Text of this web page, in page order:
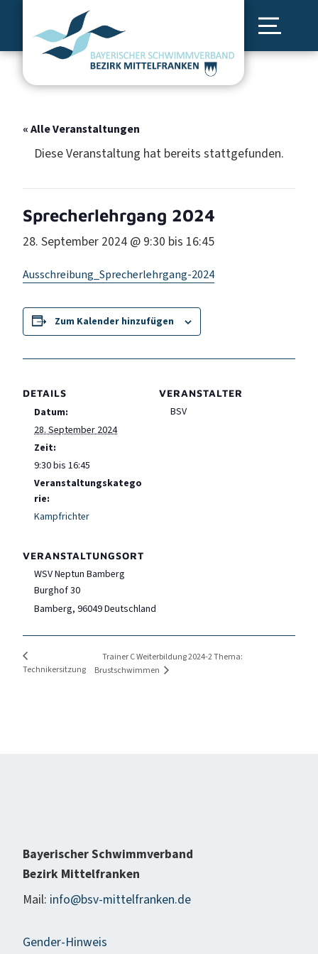
« Alle Veranstaltungen
Diese Veranstaltung hat bereits stattgefunden.
Sprecherlehrgang 2024
28. September 2024 @ 9:30 bis 16:45
Ausschreibung_Sprecherlehrgang-2024
Zum Kalender hinzufügen
DETAILS
Datum:
28. September 2024
Zeit:
9:30 bis 16:45
Veranstaltungskatego
rie:
Kampfrichter
VERANSTALTUNGSORT
WSV Neptun Bamberg
Burghof 30
Bamberg, 96049Deutschland
VERANSTALTER
BSV
Technikersitzung
Trainer C Weiterbildung 2024-2 Thema:
Brustschwimmen
Bayerischer Schwimmverband
Bezirk Mittelfranken
Mail: info@bsv-mittelfranken.de
Gender-Hinweis